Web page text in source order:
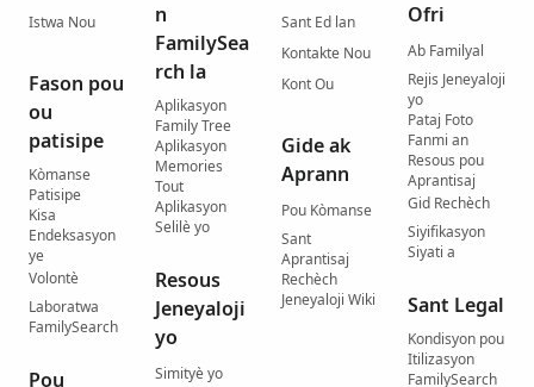
Istwa Nou
Fason pou
ou
patisipe
Kòmanse
Patisipe
Kisa
Endeksasyon
ye
Volontè
Laboratwa
FamilySearch
Pou
n
FamilySea
rch la
Aplikasyon
Family Tree
Aplikasyon
Memories
Tout
Aplikasyon
Selilè yo
Resous
Jeneyaloji
yo
Simityè yo
Sant Ed lan
Kontakte Nou
Kont Ou
Gide ak
Aprann
Pou Kòmanse
Sant
Aprantisaj
Rechèch
Jeneyaloji Wiki
Ofri
Ab Familyal
Rejis Jeneyaloji
yo
Pataj Foto
Fanmi an
Resous pou
Aprantisaj
Gid Rechèch
Siyifikasyon
Siyati a
Sant Legal
Kondisyon pou
Itilizasyon
FamilySearch